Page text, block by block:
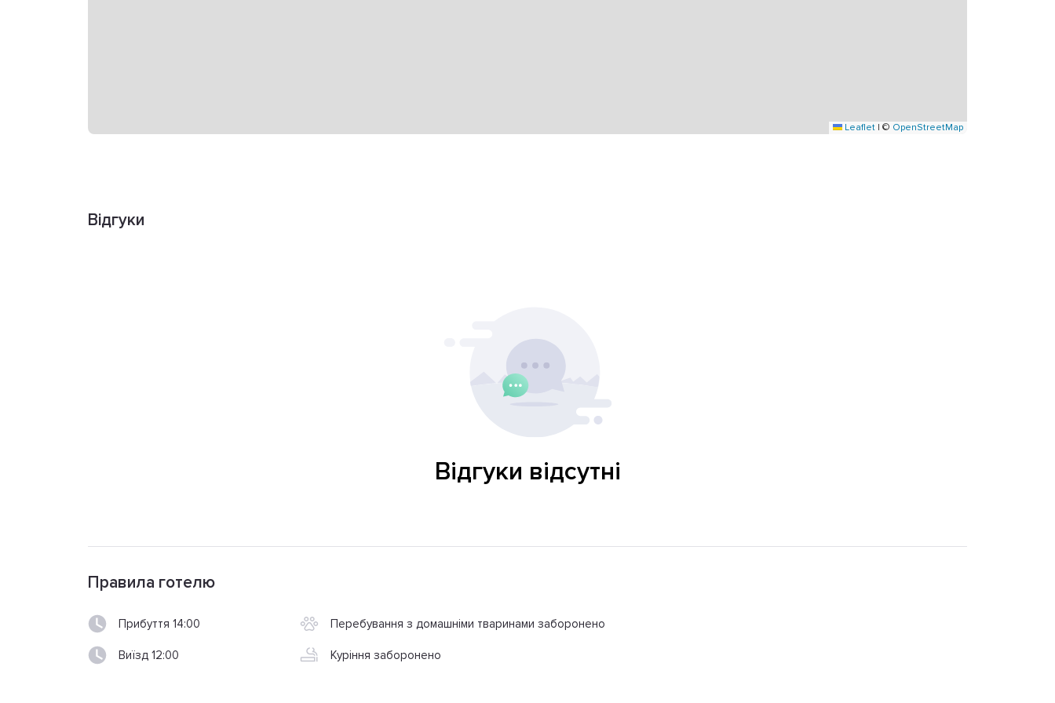
Leaflet | © OpenStreetMap
Відгуки
Відгуки відсутні
Правила готелю
Прибуття 14:00
Виїзд 12:00
Перебування з домашніми тваринами заборонено
Куріння заборонено